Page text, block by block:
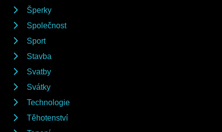
Šperky
Společnost
Sport
Stavba
Svatby
Svátky
Technologie
Těhotenství